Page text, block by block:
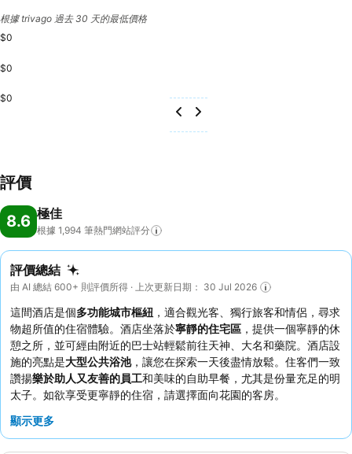
根據 trivago 過去 30 天的最低價格
$0
$0
$0
評價
8.6 極佳
根據 1,994 筆熱門網站評分
評價總結
由 AI 總結 600+ 則評價所得 · 上次更新日期： 30 Jul 2026
這間酒店是個多功能城市樞紐 ，適合觀光客、獨行旅客和情侶，尋求
物超所值的住宿體驗。酒店坐落於寧靜的住宅區 ，提供一個寧靜的休
憩之所，並可經由附近的巴士站輕鬆前往天神、大名和藥院。酒店設
施的亮點是大型公共浴池，讓您在探索一天後盡情放鬆。住客們一致
讚揚樂於助人又友善的員工和美味的自助早餐，尤其是份量充足的明
太子。如欲享受更寧靜的住宿，請選擇面向花園的客房。
顯示更多